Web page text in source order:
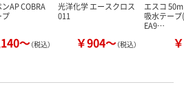
AP COBRA
プ
～（税込）
光洋化学 エースクロス
011
￥904～（税込）
エスコ
吸水テー
EA9…